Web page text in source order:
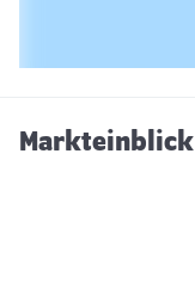
Markteinblick